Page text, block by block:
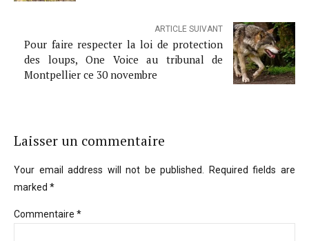
ARTICLE SUIVANT
Pour faire respecter la loi de protection
des loups, One Voice au tribunal de
Montpellier ce 30 novembre
Laisser un commentaire
Your email address will not be published. Required fields are
marked *
Commentaire *